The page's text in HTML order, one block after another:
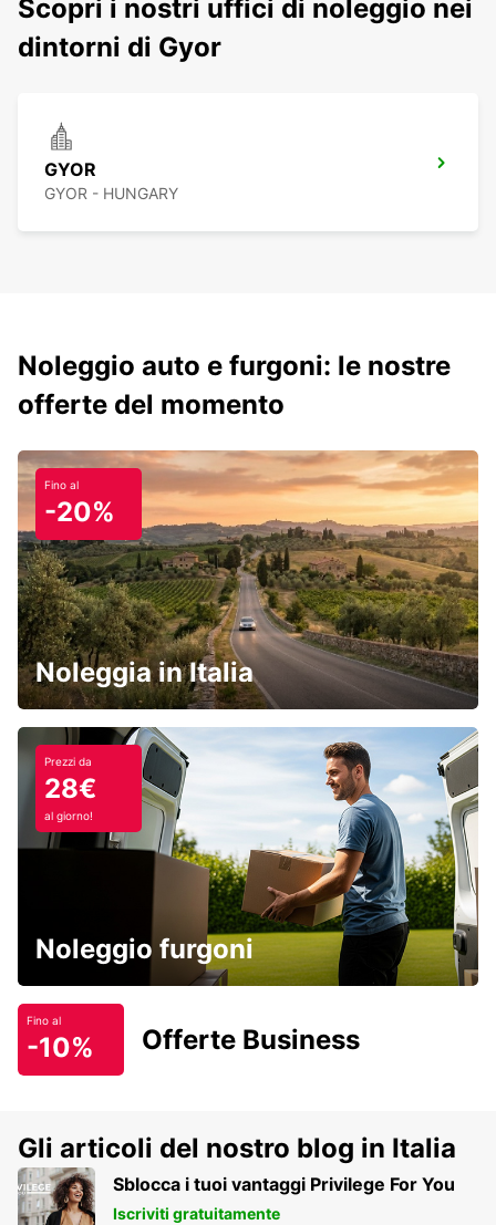
Scopri i nostri uffici di noleggio nei
dintorni di Gyor
GYOR
GYOR - HUNGARY
Noleggio auto e furgoni: le nostre
offerte del momento
Fino al
-20%
Noleggia in Italia
Prezzi da
28€
al giorno!
Noleggio furgoni
Fino al
-10% Offerte Business
Gli articoli del nostro blog in Italia
Sblocca i tuoi vantaggi Privilege For You
Iscriviti gratuitamente